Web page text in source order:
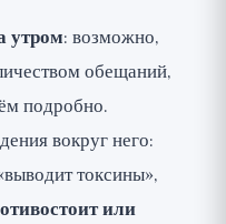
утром: возможно,
обещаний,
подробно.
вокруг него:
токсины»,
или